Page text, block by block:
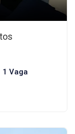
1 Vaga